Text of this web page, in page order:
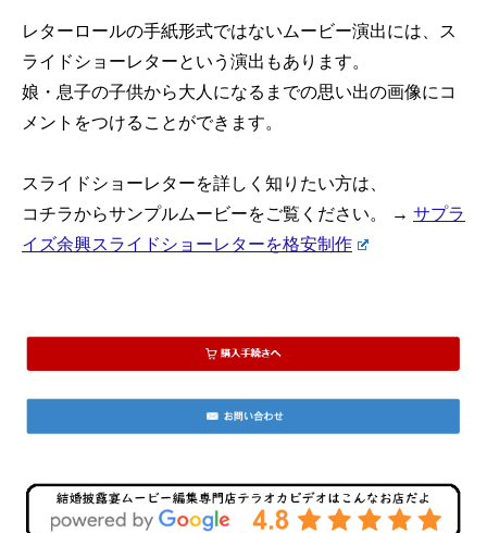
レターロールの手紙形式ではないムービー演出には、ス
ライドショーレターという演出もあります。
娘・息子の子供から大人になるまでの思い出の画像にコ
メントをつけることができます。
スライドショーレターを詳しく知りたい方は、
コチラからサンプルムービーをご覧ください。 → サプラ
イズ余興スライドショーレターを格安制作